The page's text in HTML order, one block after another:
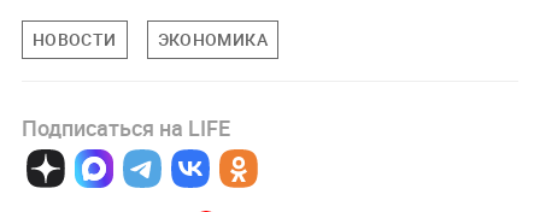
НОВОСТИ ЭКОНОМИКА
Подписаться на LIFE